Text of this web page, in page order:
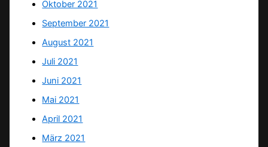
Oktober 2021
September 2021
August 2021
Juli 2021
Juni 2021
Mai 2021
April 2021
März 2021